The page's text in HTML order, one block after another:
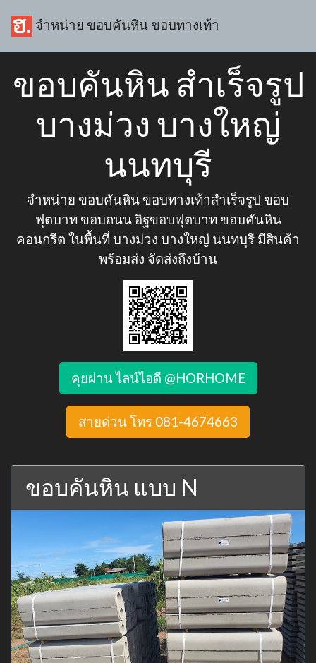
จำหน่าย ขอบคันหิน ขอบทางเท้า
ขอบคันหิน สำเร็จรูป
บางม่วง บางใหญ่
นนทบุรี
จำหน่าย ขอบคันหิน ขอบทางเท้าสำเร็จรูป ขอบ
ฟุตบาท ขอบถนน อิฐขอบฟุตบาท ขอบคันหิน
คอนกรีต ในพื้นที่ บางม่วง บางใหญ่ นนทบุรี มีสินค้า
พร้อมส่ง จัดส่งถึงบ้าน
คุยผ่าน ไลน์ไอดี @HORHOME
สายด่วน โทร 081-4674663
ขอบคันหิน แบบ N